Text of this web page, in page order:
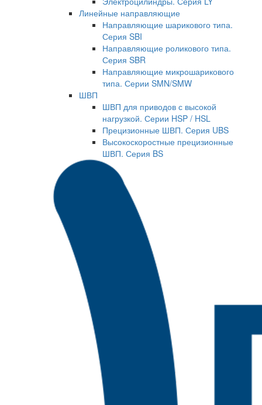
Линейные направляющие
Направляющие шарикового типа.
Серия SBI
Направляющие роликового типа.
Серия SBR
Направляющие микрошарикового
типа. Серии SMN/SMW
ШВП
ШВП для приводов с высокой
нагрузкой. Серии HSP / HSL
Прецизионные ШВП. Серия UBS
Высокоскоростные прецизионные
ШВП. Серия BS